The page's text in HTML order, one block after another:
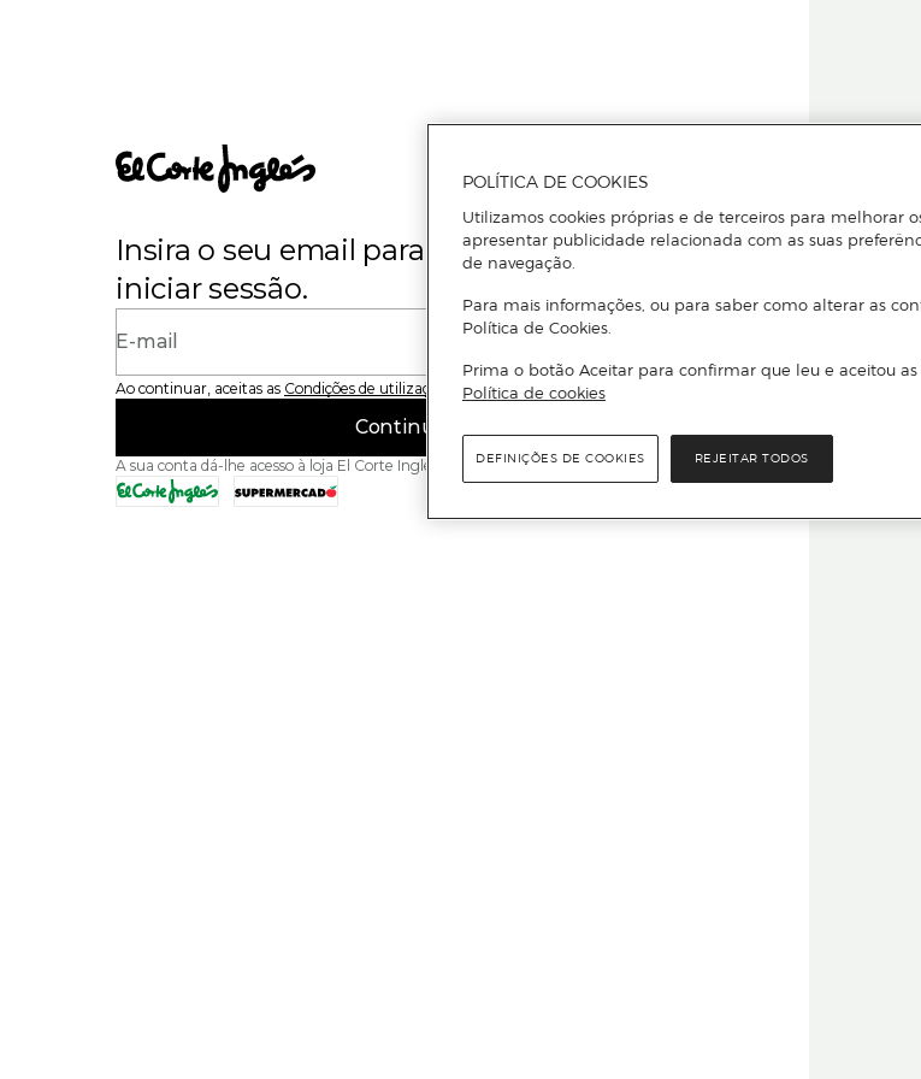
Insira o seu email para se registar ou
iniciar sessão.
E-mail
Ao continuar, aceitas as Condições de utilização do site
Continuar
A sua conta dá-lhe acesso à loja El Corte Inglés e ao Supermercado El Corte Inglés.
POLÍTICA DE COOKIES
Utilizamos cookies próprias e de terceiros para melhorar
apresentar publicidade relacionada com as suas
de navegação.
Para mais informações, ou para saber como alterar as
Política de Cookies.
Prima o botão Aceitar para confirmar que leu e aceitou
Política de cookies
REJEITAR TODOS
DEFINIÇÕES DE COOKIES